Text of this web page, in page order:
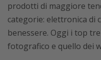
prodotti di maggiore
categorie: elettronica di
benessere. Oggi i top
fotografico e quello dei